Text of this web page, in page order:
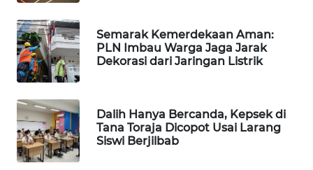
Semarak Kemerdekaan Aman:
PLN Imbau Warga Jaga Jarak
Dekorasi dari Jaringan Listrik
Dalih Hanya Bercanda, Kepsek di
Tana Toraja Dicopot Usai Larang
Siswi Berjilbab
WAHANA
SPORT
WAHANA
UMKM
WAHANA
SELEB